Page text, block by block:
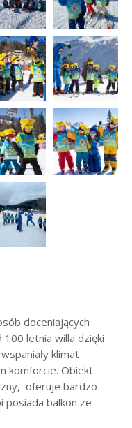
doceniających
100 letnia willa dzięki
klimat
komforcie. Obiekt
oferuje bardzo
posiada balkon ze